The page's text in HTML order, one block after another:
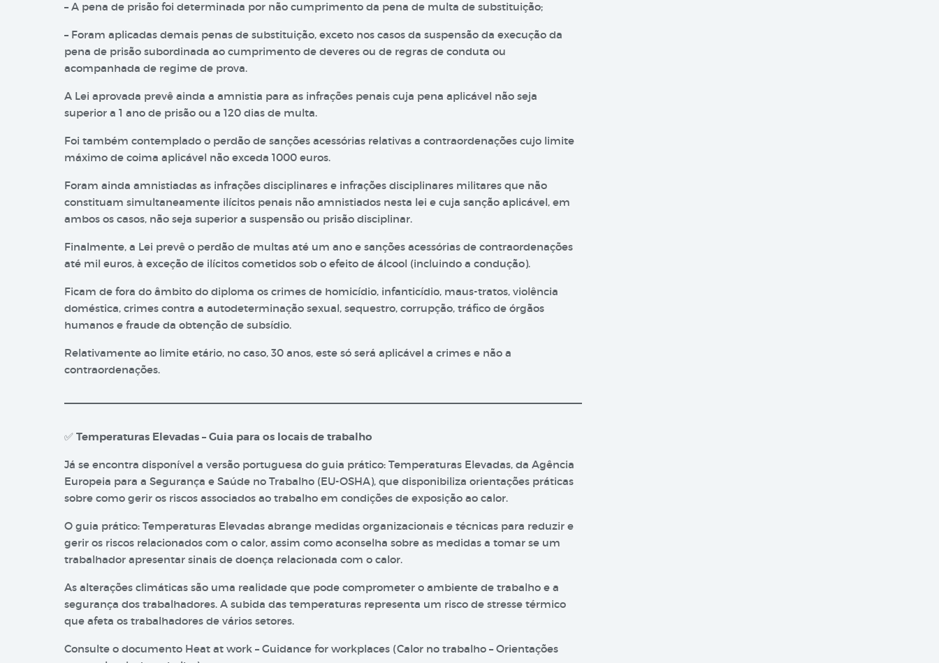
– A pena de prisão foi determinada por não cumprimento da pena de multa de substituição;
– Foram aplicadas demais penas de substituição, exceto nos casos da suspensão da execução da
pena de prisão subordinada ao cumprimento de deveres ou de regras de conduta ou
acompanhada de regime de prova.
A Lei aprovada prevê ainda a amnistia para as infrações penais cuja pena aplicável não seja
superior a 1 ano de prisão ou a 120 dias de multa.
Foi também contemplado o perdão de sanções acessórias relativas a contraordenações cujo limite
máximo de coima aplicável não exceda 1000 euros.
Foram ainda amnistiadas as infrações disciplinares e infrações disciplinares militares que não
constituam simultaneamente ilícitos penais não amnistiados nesta lei e cuja sanção aplicável, em
ambos os casos, não seja superior a suspensão ou prisão disciplinar.
Finalmente, a Lei prevê o perdão de multas até um ano e sanções acessórias de contraordenações
até mil euros, à exceção de ilícitos cometidos sob o efeito de álcool (incluindo a condução).
Ficam de fora do âmbito do diploma os crimes de homicídio, infanticídio, maus-tratos, violência
doméstica, crimes contra a autodeterminação sexual, sequestro, corrupção, tráfico de órgãos
humanos e fraude da obtenção de subsídio.
Relativamente ao limite etário, no caso, 30 anos, este só será aplicável a crimes e não a
contraordenações.
✅ Temperaturas Elevadas – Guia para os locais de trabalho
Já se encontra disponível a versão portuguesa do guia prático: Temperaturas Elevadas, da Agência
Europeia para a Segurança e Saúde no Trabalho (EU-OSHA), que disponibiliza orientações práticas
sobre como gerir os riscos associados ao trabalho em condições de exposição ao calor.
O guia prático: Temperaturas Elevadas abrange medidas organizacionais e técnicas para reduzir e
gerir os riscos relacionados com o calor, assim como aconselha sobre as medidas a tomar se um
trabalhador apresentar sinais de doença relacionada com o calor.
As alterações climáticas são uma realidade que pode comprometer o ambiente de trabalho e a
segurança dos trabalhadores. A subida das temperaturas representa um risco de stresse térmico
que afeta os trabalhadores de vários setores.
Consulte o documento Heat at work – Guidance for workplaces (Calor no trabalho – Orientações